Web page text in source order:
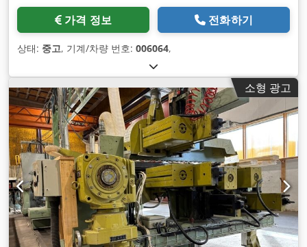
가격 정보 전화하기
상태: 중고, 기계/차량 번호: 006064,
소형 광고